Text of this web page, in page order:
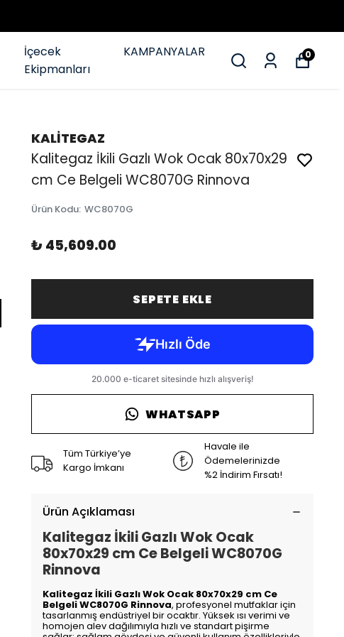
İçecek
Ekipmanları
KAMPANYALAR 0
KALİTEGAZ
Kalitegaz İkili Gazlı Wok Ocak 80x70x29
cm Ce Belgeli WC8070G Rinnova
Ürün Kodu: WC8070G
₺ 45,609.00
SEPETE EKLE
WHATSAPP
Tüm Türkiye’ye
Kargo İmkanı
Havale ile
Ödemelerinizde
%2 İndirim Fırsatı!
Ürün Açıklaması
Kalitegaz İkili Gazlı Wok Ocak
80x70x29 cm Ce Belgeli WC8070G
Rinnova
Kalitegaz İkili Gazlı Wok Ocak 80x70x29 cm Ce
Belgeli WC8070G Rinnova, profesyonel mutfaklar için
tasarlanmış endüstriyel bir ocaktır. Yüksek ısı verimi ve
homojen alev dağılımıyla hızlı ve standart pişirme